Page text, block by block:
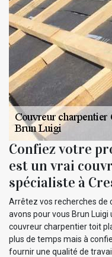
Confiez votre
est un vrai
spécialiste à
Arrêtez vos recherches de
avons pour vous Brun
couvreur charpentier toit
plus de temps mais à
fournir une qualité de